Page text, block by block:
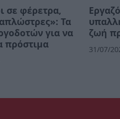
σε φέρετρα,
Τα
για να
πρόστιμα
ζωή
31/07/